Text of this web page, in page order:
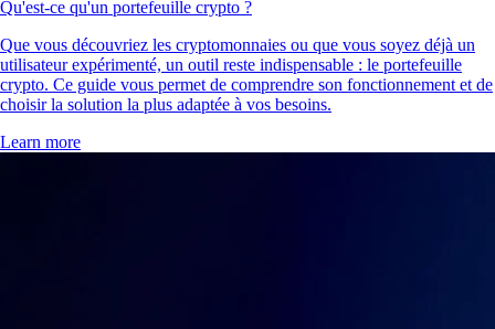
Qu'est-ce qu'un portefeuille crypto ?
Que vous découvriez les cryptomonnaies ou que vous soyez déjà un
utilisateur expérimenté, un outil reste indispensable : le portefeuille
crypto. Ce guide vous permet de comprendre son fonctionnement et de
choisir la solution la plus adaptée à vos besoins.
Learn more